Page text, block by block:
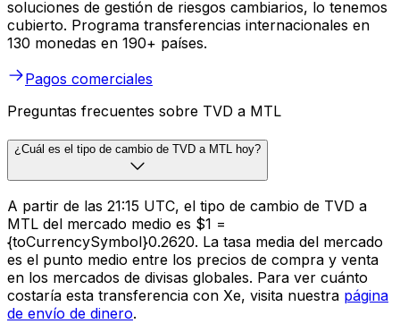
soluciones de gestión de riesgos cambiarios, lo tenemos
cubierto. Programa transferencias internacionales en
130 monedas en 190+ países.
Pagos comerciales
Preguntas frecuentes sobre TVD a MTL
¿Cuál es el tipo de cambio de TVD a MTL hoy?
A partir de las 21:15 UTC, el tipo de cambio de TVD a
MTL del mercado medio es $1 =
{toCurrencySymbol}0.2620. La tasa media del mercado
es el punto medio entre los precios de compra y venta
en los mercados de divisas globales. Para ver cuánto
costaría esta transferencia con Xe, visita nuestra página
de envío de dinero.